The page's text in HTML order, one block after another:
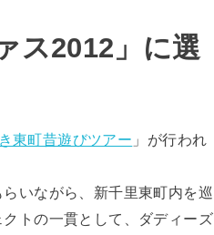
ス2012」に選
東町昔遊びツアー 」が行われ
いながら、新千里東町内を巡
トの一貫として、ダディーズ